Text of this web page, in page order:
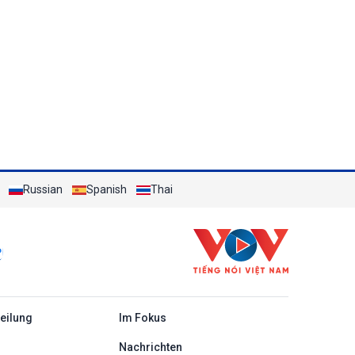
Russian Spanish Thai
Im Fokus
Nachrichten